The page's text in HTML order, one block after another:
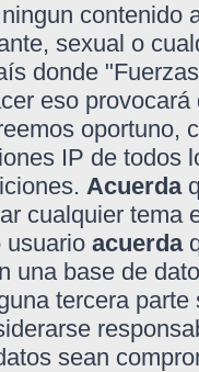
contenido
sexual o
donde
eso
oportuno,
IP de todos
Acuerda
cualquier tema
usuario acuerda
una base de
tercera
sean